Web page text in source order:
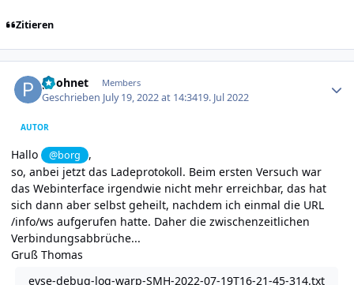
Zitieren
poohnet Members
Geschrieben July 19, 2022 at 14:3419. Jul 2022
AUTOR
Hallo @borg
,
so, anbei jetzt das Ladeprotokoll. Beim ersten Versuch war
das Webinterface irgendwie nicht mehr erreichbar, das hat
sich dann aber selbst geheilt, nachdem ich einmal die URL
/info/ws aufgerufen hatte. Daher die zwischenzeitlichen
Verbindungsabbrüche...
Gruß Thomas
evse-debug-log-warp-SMH-2022-07-19T16-21-45-314.txt